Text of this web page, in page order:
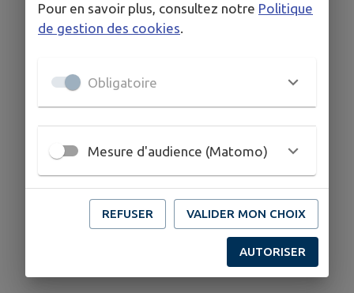
Pour en savoir plus, consultez notre Politique
de gestion des cookies.
Obligatoire
Mesure d'audience (Matomo)
REFUSER VALIDER MON CHOIX
AUTORISER